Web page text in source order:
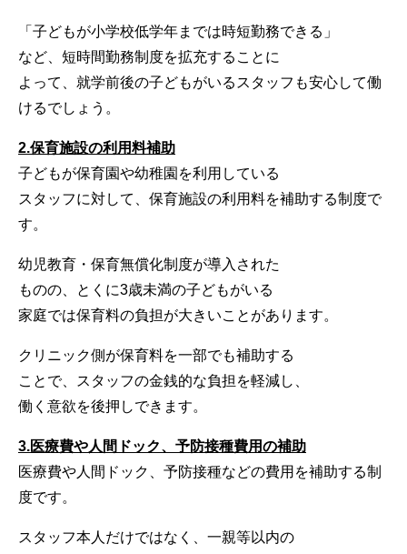
「子どもが小学校低学年までは時短勤務できる」
など、短時間勤務制度を拡充することに
よって、就学前後の子どもがいるスタッフも安心して働
けるでしょう。
2.保育施設の利用料補助
子どもが保育園や幼稚園を利用している
スタッフに対して、保育施設の利用料を補助する制度で
す。
幼児教育・保育無償化制度が導入された
ものの、とくに3歳未満の子どもがいる
家庭では保育料の負担が大きいことがあります。
クリニック側が保育料を一部でも補助する
ことで、スタッフの金銭的な負担を軽減し、
働く意欲を後押しできます。
3.医療費や人間ドック、予防接種費用の補助
医療費や人間ドック、予防接種などの費用を補助する制
度です。
スタッフ本人だけではなく、一親等以内の